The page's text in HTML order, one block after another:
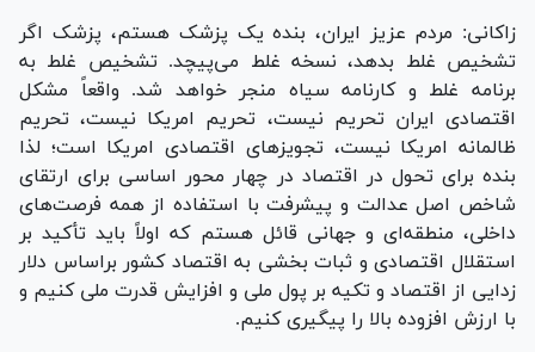
زاکانی: مردم عزیز ایران، بنده یک پزشک هستم، پزشک اگر
تشخیص غلط بدهد، نسخه غلط می‌پیچد. تشخیص غلط به
برنامه غلط و کارنامه سیاه منجر خواهد شد. واقعاً مشکل
اقتصادی ایران تحریم نیست، تحریم امریکا نیست، تحریم
ظالمانه امریکا نیست، تجویز‌های اقتصادی امریکا است؛ لذا
بنده برای تحول در اقتصاد در چهار محور اساسی برای ارتقای
شاخص اصل عدالت و پیشرفت با استفاده از همه فرصت‌های
داخلی، منطقه‌ای و جهانی قائل هستم که اولاً باید تأکید بر
استقلال اقتصادی و ثبات بخشی به اقتصاد کشور براساس دلار
زدایی از اقتصاد و تکیه بر پول ملی و افزایش قدرت ملی کنیم و
با ارزش افزوده بالا را پیگیری کنیم.